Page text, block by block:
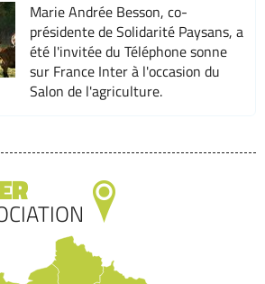
Marie Andrée Besson, co-
présidente de Solidarité Paysans, a
été l'invitée du Téléphone sonne
sur France Inter à l'occasion du
Salon de l'agriculture.